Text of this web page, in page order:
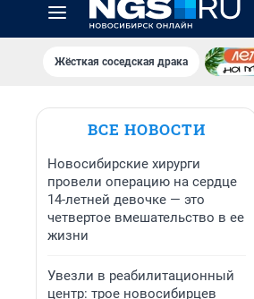
Жёсткая соседская драка
ВСЕ НОВОСТИ
Новосибирские хирурги
провели операцию на сердце
14-летней девочке — это
четвертое вмешательство в ее
жизни
Увезли в реабилитационный
центр: трое новосибирцев